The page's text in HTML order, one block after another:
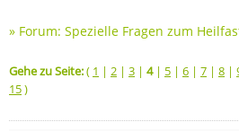
» Forum: Spezielle Fragen zum
Gehe zu Seite:( 1 | 2 | 3 | 4| 5 | 6 | 7 | 8 |
15)